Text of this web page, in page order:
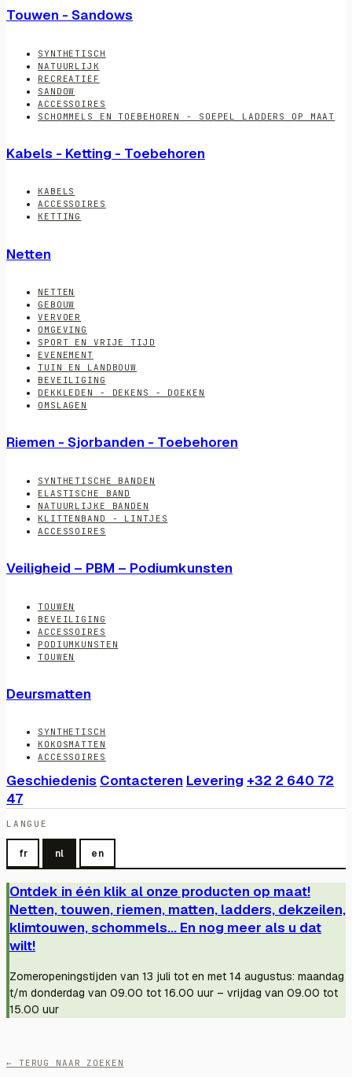
Touwen - Sandows
SYNTHETISCH
NATUURLIJK
RECREATIEF
SANDOW
ACCESSOIRES
SCHOMMELS EN TOEBEHOREN - SOEPEL LADDERS OP MAAT
Kabels - Ketting - Toebehoren
KABELS
ACCESSOIRES
KETTING
Netten
NETTEN
GEBOUW
VERVOER
OMGEVING
SPORT EN VRIJE TIJD
EVENEMENT
TUIN EN LANDBOUW
BEVEILIGING
DEKKLEDEN - DEKENS - DOEKEN
OMSLAGEN
Riemen - Sjorbanden - Toebehoren
SYNTHETISCHE BANDEN
ELASTISCHE BAND
NATUURLIJKE BANDEN
KLITTENBAND - LINTJES
ACCESSOIRES
Veiligheid – PBM – Podiumkunsten
TOUWEN
BEVEILIGING
ACCESSOIRES
PODIUMKUNSTEN
TOUWEN
Deursmatten
SYNTHETISCH
KOKOSMATTEN
ACCESSOIRES
Geschiedenis Contacteren Levering +32 2 640 72
47
LANGUE
fr nl en
Ontdek in één klik al onze producten op maat!
Netten, touwen, riemen, matten, ladders, dekzeilen,
klimtouwen, schommels... En nog meer als u dat
wilt!
Zomeropeningstijden van 13 juli tot en met 14 augustus: maandag
t/m donderdag van 09.00 tot 16.00 uur – vrijdag van 09.00 tot
15.00 uur
← TERUG NAAR ZOEKEN